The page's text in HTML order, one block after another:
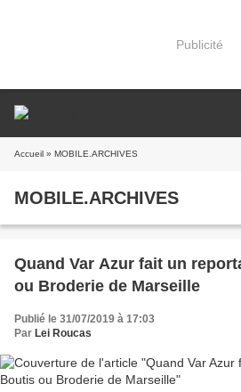
Publicité
Accueil » MOBILE.ARCHIVES
MOBILE.ARCHIVES
Quand Var Azur fait un
ou Broderie de Marseille
Publié le 31/07/2019 à 17:03
Par Lei Roucas